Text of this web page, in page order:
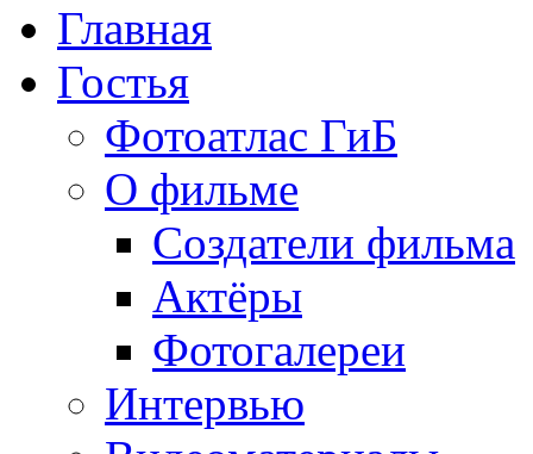
Главная
Гостья
Фотоатлас ГиБ
О фильме
Создатели фильма
Актёры
Фотогалереи
Интервью